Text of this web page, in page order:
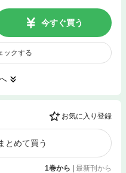
今すぐ買う
ックする
お気に入り登録
とめて買う
1巻から | 最新刊から